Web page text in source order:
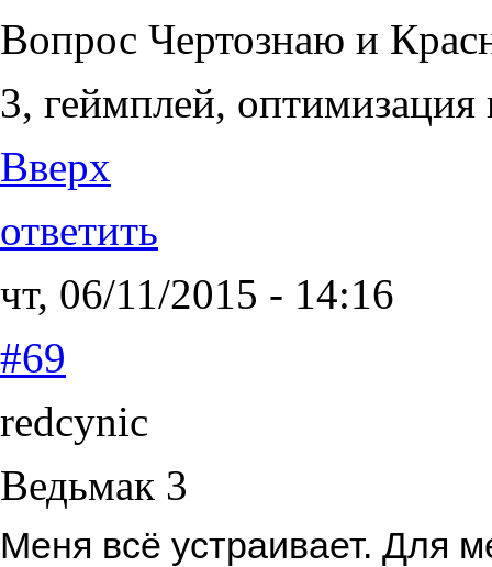
Вопрос Чертознаю и
3, геймплей, оптимизация
Вверх
ответить
чт, 06/11/2015 - 14:16
#69
redcynic
Ведьмак 3
Меня всё устраивает. Для